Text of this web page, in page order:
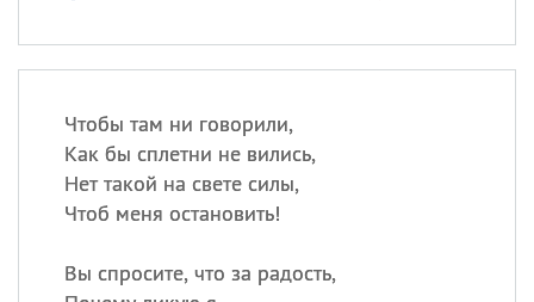
Чтобы там ни говорили,
Как бы сплетни не вились,
Нет такой на свете силы,
Чтоб меня остановить!
Вы спросите, что за радость,